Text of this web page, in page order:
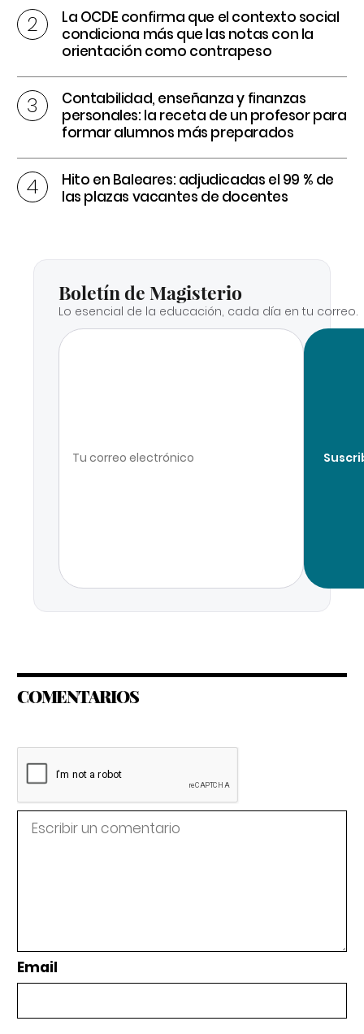
La OCDE confirma que el contexto social
condiciona más que las notas con la
orientación como contrapeso
Contabilidad, enseñanza y finanzas
personales: la receta de un profesor para
formar alumnos más preparados
Hito en Baleares: adjudicadas el 99 % de
las plazas vacantes de docentes
Boletín de Magisterio
Lo esencial de la educación, cada día en tu correo.
COMENTARIOS
Email